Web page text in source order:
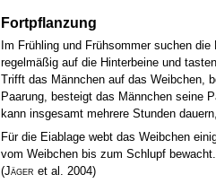
Fortpflanzung
Im Frühling und Frühsommer suchen
regelmäßig auf die Hinterbeine und
Trifft das Männchen auf das Weibchen,
Paarung, besteigt das Männchen seine
kann insgesamt mehrere Stunden
Für die Eiablage webt das Weibchen
vom Weibchen bis zum Schlupf
(Jäger et al. 2004)